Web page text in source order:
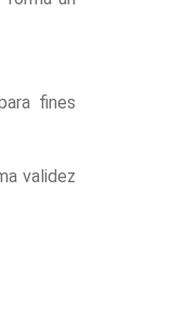
fines
validez